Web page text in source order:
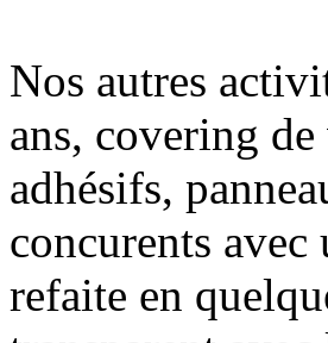
Nos autres
ans, covering
adhésifs,
concurents avec
refaite en